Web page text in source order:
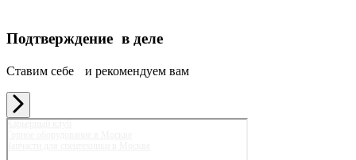
Подтверждение в деле
Ставим себе и рекомендуем вам